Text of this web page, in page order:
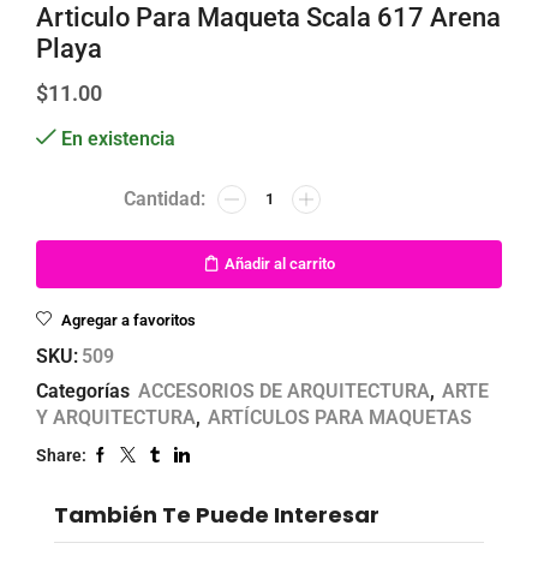
Articulo Para Maqueta Scala 617 Arena
Playa
$11.00
En existencia
Añadir al carrito
Agregar a favoritos
SKU: 509
Categorías ACCESORIOS DE ARQUITECTURA, ARTE
Y ARQUITECTURA, ARTÍCULOS PARA MAQUETAS
Share:
También Te Puede Interesar